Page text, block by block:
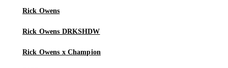
Rick Owens
Rick Owens DRKSHDW
Rick Owens x Champion